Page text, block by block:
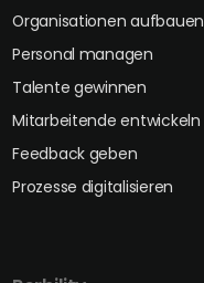
Organisationen aufbauen
Personal managen
Talente gewinnen
Mitarbeitende entwickeln
Feedback geben
Prozesse digitalisieren